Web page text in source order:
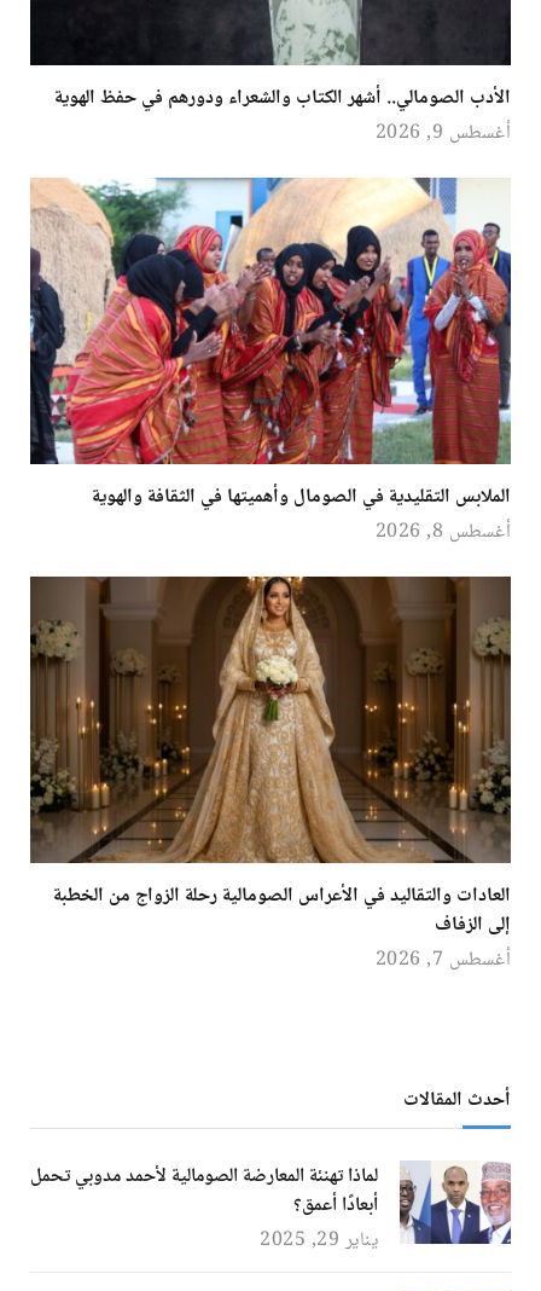
الأدب الصومالي.. أشهر الكتاب والشعراء ودورهم في حفظ الهوية
أغسطس 9, 2026
الملابس التقليدية في الصومال وأهميتها في الثقافة والهوية
أغسطس 8, 2026
العادات والتقاليد في الأعراس الصومالية رحلة الزواج من الخطبة
إلى الزفاف
أغسطس 7, 2026
أحدث المقالات
لماذا تهنئة المعارضة الصومالية لأحمد مدوبي تحمل
أبعادًا أعمق؟
يناير 29, 2025